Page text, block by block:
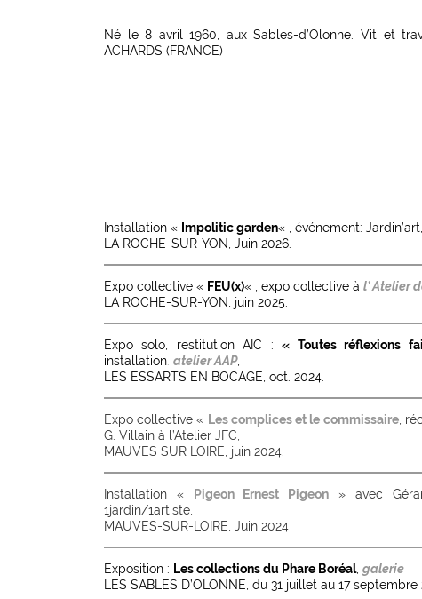
Né le 8 avril 1960, aux Sables-d’Olonne. Vit et
ACHARDS (FRANCE)
Installation « Impolitic garden« , événement: Jardin’art,
LA ROCHE-SUR-YON, Juin 2026.
Expo collective « FEU(x)« , expo collective à l’ Atelier
LA ROCHE-SUR-YON, juin 2025.
Expo solo, restitution AIC :« Toutes réflexions
installation atelier AAP,
LES ESSARTS EN BOCAGE, oct. 2024.
Expo collective « Les complices et le commissaire,
G. Villain à l’Atelier JFC,
MAUVES SUR LOIRE, juin 2024.
Installation « Pigeon Ernest Pigeon » avec
1jardin/1artiste,
MAUVES-SUR-LOIRE, Juin 2024
Exposition : Les collections du Phare Boréal, galerie
LES SABLES D’OLONNE, du 31 juillet au 17 septembre